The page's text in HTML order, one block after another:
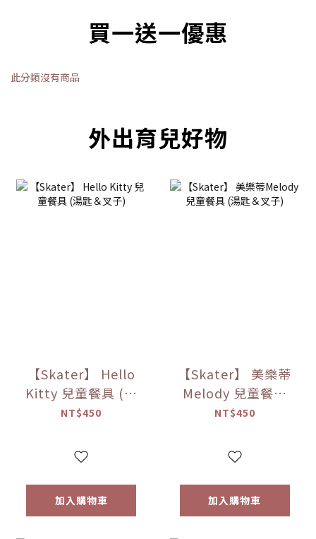
買一送一優惠
此分類沒有商品
外出育兒好物
【Skater】 Hello
Kitty 兒童餐具 (湯
匙＆叉子)
NT$450
加入購物車
【Skater】 美樂蒂
Melody 兒童餐具
(湯匙＆叉子)
NT$450
加入購物車